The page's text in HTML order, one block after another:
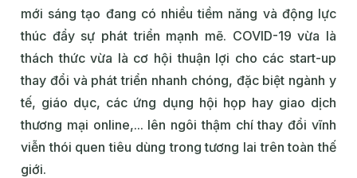
mới sáng tạo đang có nhiều tiềm năng và động lực
thúc đẩy sự phát triển mạnh mẽ. COVID-19 vừa là
thách thức vừa là cơ hội thuận lợi cho các start-up
thay đổi và phát triển nhanh chóng, đặc biệt ngành y
tế, giáo dục, các ứng dụng hội họp hay giao dịch
thương mại online,... lên ngôi thậm chí thay đổi vĩnh
viễn thói quen tiêu dùng trong tương lai trên toàn thế
giới.